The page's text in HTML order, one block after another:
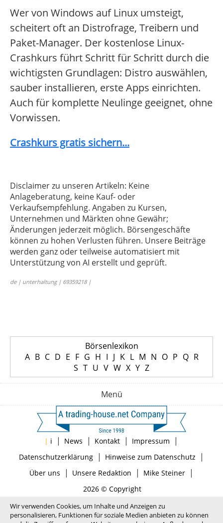
Wer von Windows auf Linux umsteigt,
scheitert oft an Distrofrage, Treibern und
Paket-Manager. Der kostenlose Linux-
Crashkurs führt Schritt für Schritt durch die
wichtigsten Grundlagen: Distro auswählen,
sauber installieren, erste Apps einrichten.
Auch für komplette Neulinge geeignet, ohne
Vorwissen.
Crashkurs gratis sichern...
Disclaimer zu unseren Artikeln: Keine
Anlageberatung, keine Kauf- oder
Verkaufsempfehlung. Angaben zu Kursen,
Unternehmen und Märkten ohne Gewähr;
Änderungen jederzeit möglich. Börsengeschäfte
können zu hohen Verlusten führen. Unsere Beiträge
werden ganz oder teilweise automatisiert mit
Unterstützung von AI erstellt und geprüft.
de | unterhaltung | 69359218 |
Börsenlexikon
A B C D E F G H I J K L M N O P Q R
S T U V W X Y Z
Menü
| i | News | Kontakt | Impressum |
Datenschutzerklärung| Hinweise zum Datenschutz |
Über uns | Unsere Redaktion | Mike Steiner|
2026 © Copyright
Wir verwenden Cookies, um Inhalte und Anzeigen zu
personalisieren, Funktionen für soziale Medien anbieten zu können